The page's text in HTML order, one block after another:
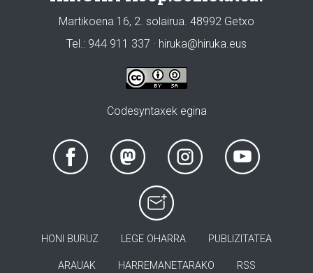
Martikoena 16, 2. solairua. 48992 Getxo
Tel.: 944 911 337 · hiruka@hiruka.eus
Codesyntaxek egina
HONI BURUZ LEGE OHARRA PUBLIZITATEA
ARAUAK HARREMANETARAKO RSS